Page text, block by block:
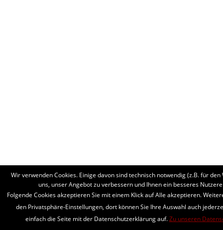
Wir verwenden Cookies. Einige davon sind technisch notwendig (z.B. für
uns, unser Angebot zu verbessern und Ihnen ein besseres
Folgende Cookies akzeptieren Sie mit einem Klick auf Alle akzeptieren.
den Privatsphäre-Einstellungen, dort können Sie Ihre Auswahl auch
einfach die Seite mit der Datenschutzerklärung auf.Zu unseren